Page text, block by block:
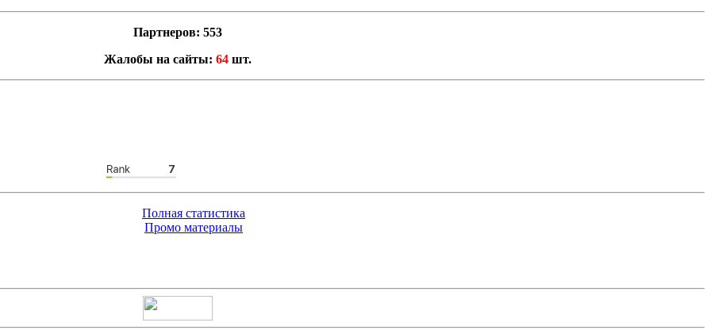
Партнеров: 553
Жалобы на сайты: 64 шт.
Полная статистика
Промо материалы